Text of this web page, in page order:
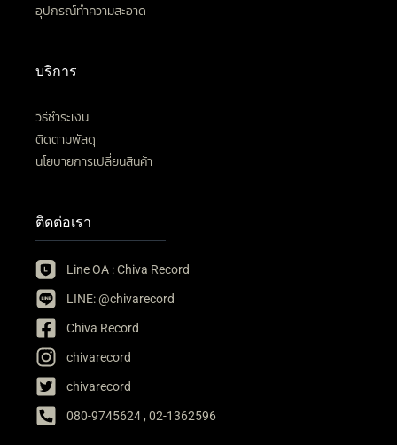
อุปกรณ์ทำความสะอาด
บริการ
วิธีชำระเงิน
ติดตามพัสดุ
นโยบายการเปลี่ยนสินค้า
ติดต่อเรา
Line OA : Chiva Record
LINE: @chivarecord
Chiva Record
chivarecord
chivarecord
080-9745624 , 02-1362596